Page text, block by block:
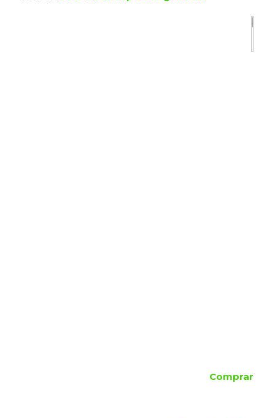
Comprar